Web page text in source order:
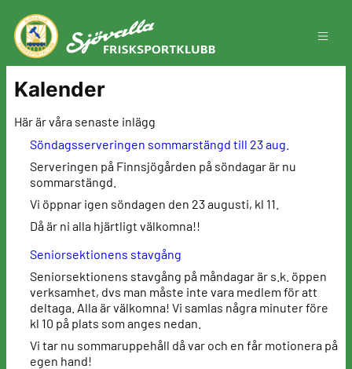
Hoppa
till
innehåll
Kalender
Här är våra senaste inlägg
Söndagsserveringen sommarstängd till 23 aug.
Serveringen på Finnsjögården på söndagar är nu
sommarstängd.
Vi öppnar igen söndagen den 23 augusti, kl 11.
Då är ni alla hjärtligt välkomna!!
Seniorsektionens stavgång
Seniorsektionens stavgång på måndagar är s.k. öppen
verksamhet, dvs man måste inte vara medlem för att
deltaga. Alla är välkomna! Vi samlas några minuter före
kl 10 på plats som anges nedan.
Vi tar nu sommaruppehåll då var och en får motionera på
egen hand!